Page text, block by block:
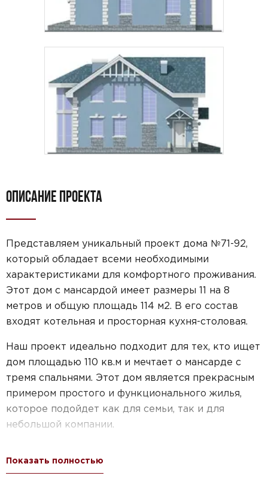
ОПИСАНИЕ ПРОЕКТА
Представляем уникальный проект дома №71-92,
который обладает всеми необходимыми
характеристиками для комфортного проживания.
Этот дом с мансардой имеет размеры 11 на 8
метров и общую площадь 114 м2. В его состав
входят котельная и просторная кухня-столовая.
Наш проект идеально подходит для тех, кто ищет
дом площадью 110 кв.м и мечтает о мансарде с
тремя спальнями. Этот дом является прекрасным
примером простого и функционального жилья,
которое подойдет как для семьи, так и для
небольшой компании.
нашим проектом, позволяя создать уютное
Показать полностью